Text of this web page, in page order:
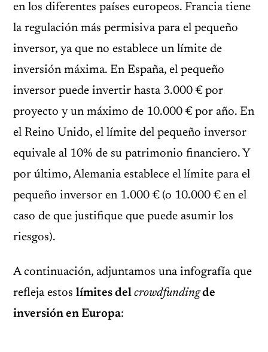
en los diferentes países europeos. Francia tiene
la regulación más permisiva para el pequeño
inversor, ya que no establece un límite de
inversión máxima. En España, el pequeño
inversor puede invertir hasta 3.000 € por
proyecto y un máximo de 10.000 € por año. En
el Reino Unido, el límite del pequeño inversor
equivale al 10% de su patrimonio financiero. Y
por último, Alemania establece el límite para el
pequeño inversor en 1.000 € (o 10.000 € en el
caso de que justifique que puede asumir los
riesgos).
A continuación, adjuntamos una infografía que
refleja estos límites del crowdfundingde
inversión en Europa: